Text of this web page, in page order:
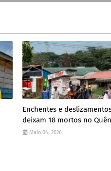
Enchentes e
deixam 18 mortos no
Maio 04, 2026